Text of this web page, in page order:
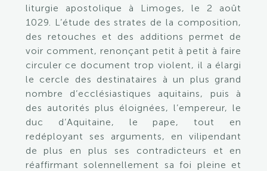
liturgie apostolique à Limoges, le 2 août
1029. L’étude des strates de la composition,
des retouches et des additions permet de
voir comment, renonçant petit à petit à faire
circuler ce document trop violent, il a élargi
le cercle des destinataires à un plus grand
nombre d’ecclésiastiques aquitains, puis à
des autorités plus éloignées, l’empereur, le
duc d’Aquitaine, le pape, tout en
redéployant ses arguments, en vilipendant
de plus en plus ses contradicteurs et en
réaffirmant solennellement sa foi pleine et